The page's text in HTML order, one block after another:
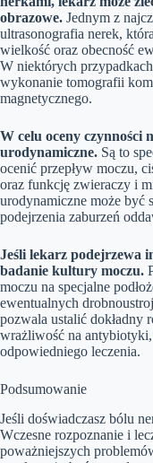
obrazowe. Jednym z
ultrasonografia nerek,
wielkość oraz obecność
W niektórych
wykonanie tomografii
magnetycznego.
W celu oceny czynności
urodynamiczne. Są to
ocenić przepływ moczu,
oraz funkcję zwieraczy i
urodynamiczne może być
podejrzenia zaburzeń
Jeśli lekarz podejrzewa
badanie kultury moczu.
moczu na specjalne
ewentualnych
pozwala ustalić dokładny
wrażliwość na
odpowiedniego leczenia.
Podsumowanie
Jeśli doświadczasz bólu
Wczesne rozpoznanie i
poważniejszych